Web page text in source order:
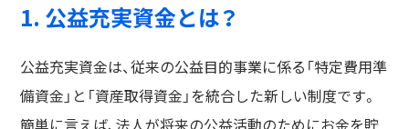
1. 公益充実資金とは？
公益充実資金は、従来の公益目的事業に係る「特定費用準
備資金」と「資産取得資金」を統合した新しい制度です。
簡単に言えば、法人が将来の公益活動のためにお金を貯